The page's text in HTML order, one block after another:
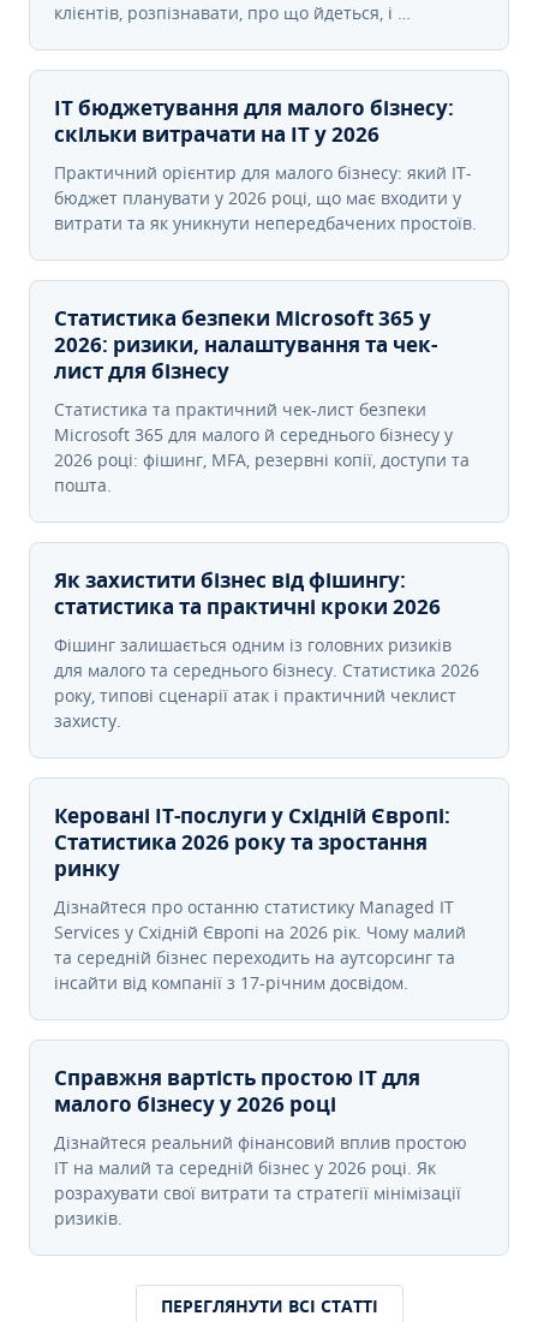
клієнтів, розпізнавати, про що йдеться, і …
IT бюджетування для малого бізнесу:
скільки витрачати на IT у 2026
Практичний орієнтир для малого бізнесу: який IT-
бюджет планувати у 2026 році, що має входити у
витрати та як уникнути непередбачених простоїв.
Статистика безпеки Microsoft 365 у
2026: ризики, налаштування та чек-
лист для бізнесу
Статистика та практичний чек-лист безпеки
Microsoft 365 для малого й середнього бізнесу у
2026 році: фішинг, MFA, резервні копії, доступи та
пошта.
Як захистити бізнес від фішингу:
статистика та практичні кроки 2026
Фішинг залишається одним із головних ризиків
для малого та середнього бізнесу. Статистика 2026
року, типові сценарії атак і практичний чеклист
захисту.
Керовані ІТ-послуги у Східній Європі:
Статистика 2026 року та зростання
ринку
Дізнайтеся про останню статистику Managed IT
Services у Східній Європі на 2026 рік. Чому малий
та середній бізнес переходить на аутсорсинг та
інсайти від компанії з 17-річним досвідом.
Справжня вартість простою IT для
малого бізнесу у 2026 році
Дізнайтеся реальний фінансовий вплив простою
IT на малий та середній бізнес у 2026 році. Як
розрахувати свої витрати та стратегії мінімізації
ризиків.
ПЕРЕГЛЯНУТИ ВСІ СТАТТІ